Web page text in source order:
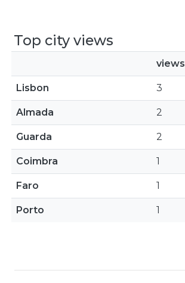
Top city views
views
Lisbon 3
Almada 2
Guarda 2
Coimbra 1
Faro 1
Porto 1